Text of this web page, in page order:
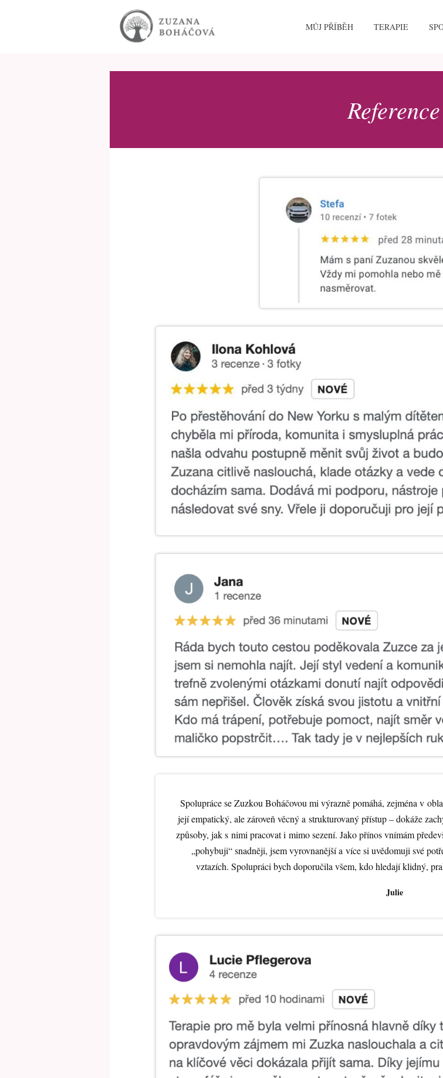
MŮJ PŘÍBĚH TERAPIE
Reference
Spolupráce se Zuzkou Boháčovou mi výrazně pomáhá, zejména v
její empatický, ale zároveň věcný a strukturovaný přístup – dokáže
způsoby, jak s nimi pracovat i mimo sezení. Jako přínos vnímám
„pohybuji“ snadněji, jsem vyrovnanější a více si uvědomuji své
vztazích. Spolupráci bych doporučila všem, kdo hledají klidný,
Julie